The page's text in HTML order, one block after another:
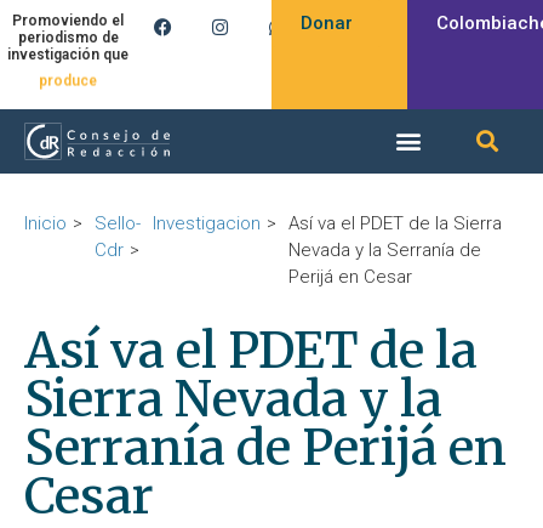
Promoviendo el
periodismo de
investigación que
produce
Donar
Inicio
Sello-
Cdr
Investigacion
Así va el PDET de la Sierra
Nevada y la Serranía de
Perijá en Cesar
Así va el PDET de la
Sierra Nevada y la
Serranía de Perijá en
Cesar